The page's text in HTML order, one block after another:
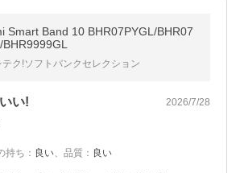
Smart Band 10 BHR07PYGL/BHR07
BHR9999GL
テク!ソフトバンクセレクション
い! 2026/7/28
持ち ： 良い、 品質 ： 良い